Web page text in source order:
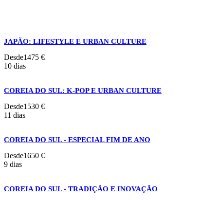
JAPÃO: LIFESTYLE E URBAN CULTURE
Desde1475 €
10 dias
COREIA DO SUL: K-POP E URBAN CULTURE
Desde1530 €
11 dias
COREIA DO SUL - ESPECIAL FIM DE ANO
Desde1650 €
9 dias
COREIA DO SUL - TRADIÇÃO E INOVAÇÃO